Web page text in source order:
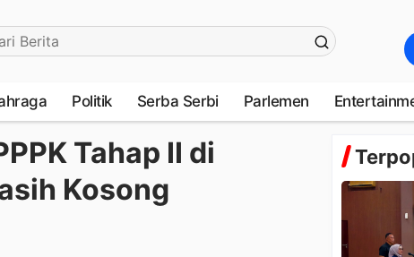
Politik Serba Serbi Parlemen
Tahap II di
Kosong